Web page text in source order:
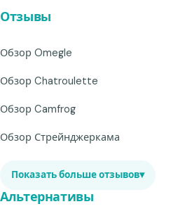
Отзывы
Обзор Omegle
Обзор Chatroulette
Обзор Camfrog
Обзор Стрейнджеркама
Показать больше отзывов▾
Альтернативы